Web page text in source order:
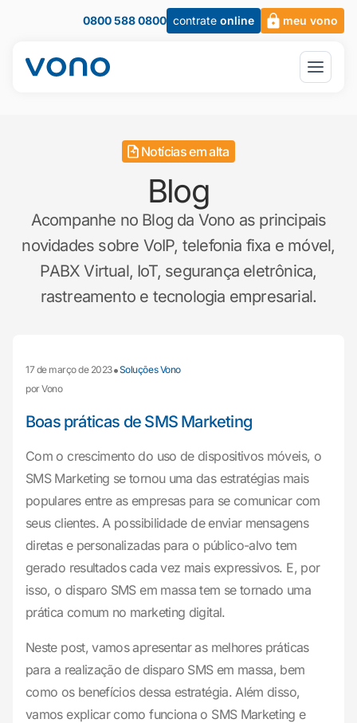
0800 588 0800 contrate online meu vono
Notícias em alta
Blog
Acompanhe no Blog da Vono as principais
novidades sobre VoIP, telefonia fixa e móvel,
PABX Virtual, IoT, segurança eletrônica,
rastreamento e tecnologia empresarial.
17 de março de 2023•Soluções Vono
por Vono
Boas práticas de SMS Marketing
Com o crescimento do uso de dispositivos móveis, o
SMS Marketing se tornou uma das estratégias mais
populares entre as empresas para se comunicar com
seus clientes. A possibilidade de enviar mensagens
diretas e personalizadas para o público-alvo tem
gerado resultados cada vez mais expressivos. E, por
isso, o disparo SMS em massa tem se tornado uma
prática comum no marketing digital.
Neste post, vamos apresentar as melhores práticas
para a realização de disparo SMS em massa, bem
como os benefícios dessa estratégia. Além disso,
vamos explicar como funciona o SMS Marketing e